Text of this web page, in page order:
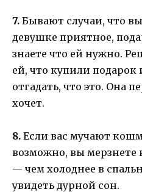
7. Бывают случаи, что
девушке приятное,
знаете что ей нужно.
ей, что купили подарок
отгадать, что это. Она
хочет.
8. Если вас мучают
возможно, вы мерзнете
— чем холоднее в
увидеть дурной сон.